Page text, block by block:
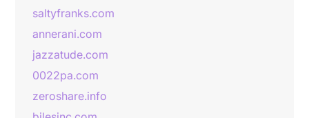
saltyfranks.com
annerani.com
jazzatude.com
0022pa.com
zeroshare.info